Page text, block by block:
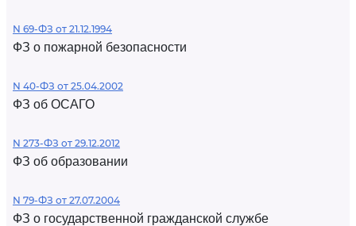
N 69-ФЗ от 21.12.1994
ФЗ о пожарной безопасности
N 40-ФЗ от 25.04.2002
ФЗ об ОСАГО
N 273-ФЗ от 29.12.2012
ФЗ об образовании
N 79-ФЗ от 27.07.2004
ФЗ о государственной гражданской службе